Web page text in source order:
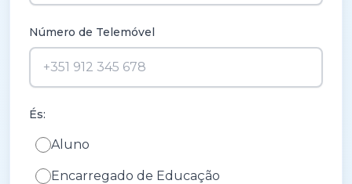
Número de Telemóvel
És:
Aluno
Encarregado de Educação